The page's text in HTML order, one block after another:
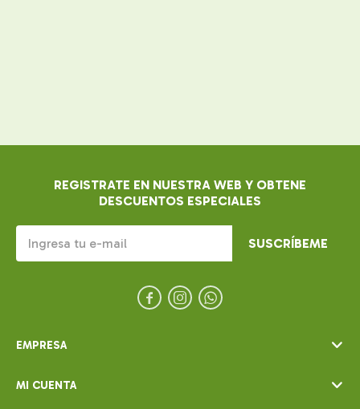
EMPRESA
MI CUENTA
REGISTRATE EN NUESTRA WEB Y OBTENE
DESCUENTOS ESPECIALES
SUSCRÍBEME
  